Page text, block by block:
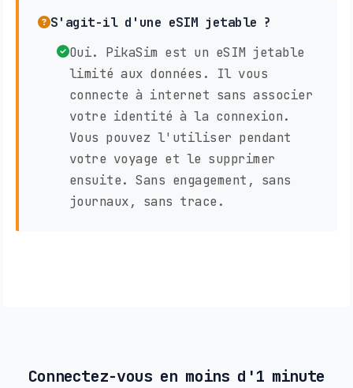
S'agit-il d'une eSIM jetable ?
Oui. PikaSim est un eSIM jetable
limité aux données. Il vous
connecte à internet sans associer
votre identité à la connexion.
Vous pouvez l'utiliser pendant
votre voyage et le supprimer
ensuite. Sans engagement, sans
journaux, sans trace.
Connectez-vous en moins d'1 minute